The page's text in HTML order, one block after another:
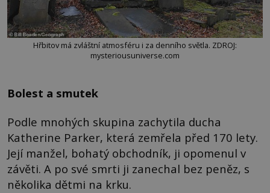
Hřbitov má zvláštní atmosféru i za denního světla. ZDROJ:
mysteriousuniverse.com
Bolest a smutek
Podle mnohých skupina zachytila ducha
Katherine Parker, která zemřela před 170 lety.
Její manžel, bohatý obchodník, ji opomenul v
závěti. A po své smrti ji zanechal bez peněz, s
několika dětmi na krku.